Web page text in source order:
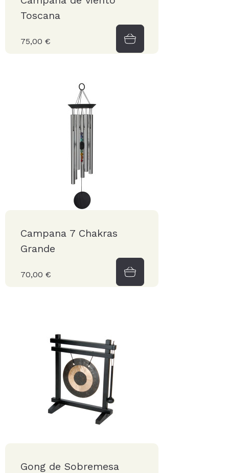
Toscana
75,00 €
Campana 7 Chakras
Grande
70,00 €
Gong de Sobremesa